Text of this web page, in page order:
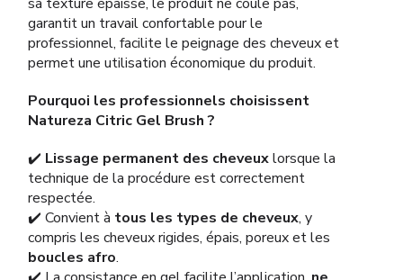
garantit un travail confortable pour le
professionnel, facilite le peignage des cheveux et
permet une utilisation économique du produit.
Pourquoi les professionnels choisissent
Natureza Citric Gel Brush ?
✔️ Lissage permanent des cheveuxlorsque la
technique de la procédure est correctement
respectée.
✔️ Convient à tous les types de cheveux, y
compris les cheveux rigides, épais, poreux et les
boucles afro.